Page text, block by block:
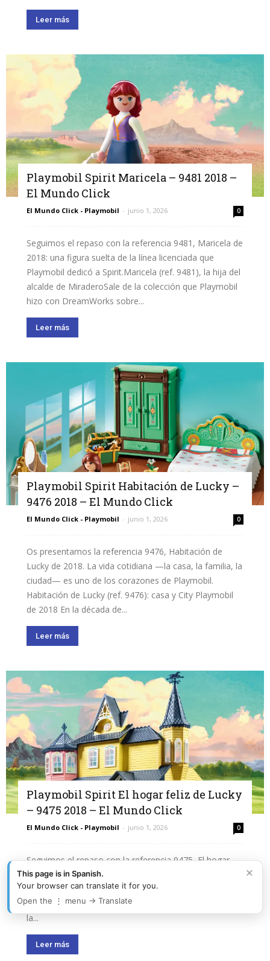
Leer más
Playmobil Spirit Maricela – 9481 2018 –
El Mundo Click
El Mundo Click - Playmobil - junio 1, 2026 0
Seguimos el repaso con la referencia 9481, Maricela de
2018: una figura suelta de la línea licenciada que
Playmobil dedicó a Spirit.Maricela (ref. 9481), la hija del
alcalde de MiraderoSale de la colección que Playmobil
hizo con DreamWorks sobre...
Leer más
Playmobil Spirit Habitación de Lucky –
9476 2018 – El Mundo Click
El Mundo Click - Playmobil - junio 1, 2026 0
Os presentamos la referencia 9476, Habitación de
Lucky de 2018. La vida cotidiana —la casa, la familia, la
ciudad— es uno de los corazones de Playmobil.
Habitación de Lucky (ref. 9476): casa y City Playmobil
de 2018 En la década de...
Leer más
Playmobil Spirit El hogar feliz de Lucky
– 9475 2018 – El Mundo Click
El Mundo Click - Playmobil - junio 1, 2026 0
Seguimos el repaso con la referencia 9475, El hogar
feliz de Lucky de 2018. Una pieza más de la enorme
historia de Playmobil, lista para sumar a tu colección. El
hogar feliz de Lucky (ref. 9475), Playmobil de 2018 En
la...
Leer más
×
This page is in Spanish.
Your browser can translate it for you.
Open the ⋮ menu → Translate